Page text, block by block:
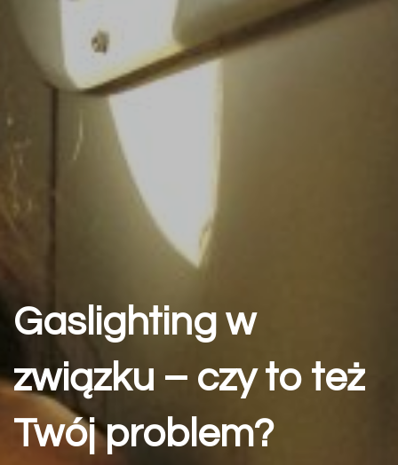
Gaslighting w
związku – czy to też
Twój problem?